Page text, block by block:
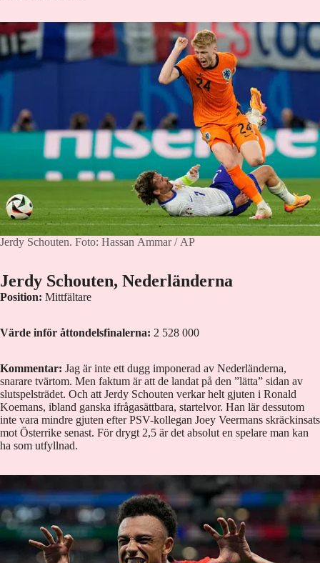
Jerdy Schouten. Foto: Hassan Ammar / AP
Jerdy Schouten, Nederländerna
Position: Mittfältare
Värde inför åttondelsfinalerna: 2 528 000
Kommentar: Jag är inte ett dugg imponerad av Nederländerna,
snarare tvärtom. Men faktum är att de landat på den ”lätta” sidan av
slutspelsträdet. Och att Jerdy Schouten verkar helt gjuten i Ronald
Koemans, ibland ganska ifrågasättbara, startelvor. Han lär dessutom
inte vara mindre gjuten efter PSV-kollegan Joey Veermans skräckinsats
mot Österrike senast. För drygt 2,5 är det absolut en spelare man kan
ha som utfyllnad.